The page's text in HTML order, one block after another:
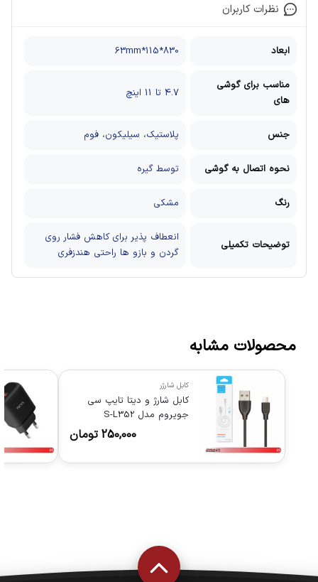
نظرات کاربران
ابعاد 830*115*63mm
مناسب برای گوشی
های
4.7 تا 11 اینچ
جنس پلاستیک، سیلیکون، فوم
نحوه اتصال به گوشی توسط گیره
رنگ مشکی
توضیحات تکمیلی
انعطاف پذیر برای کاهش فشار روی
گردن و بازو ها راحتی هندزفری
محصولات مشابه
کابل شارژر
کابل شارژ و دیتا تایپ سی
جویروم مدل S-L352
250,000 تومان